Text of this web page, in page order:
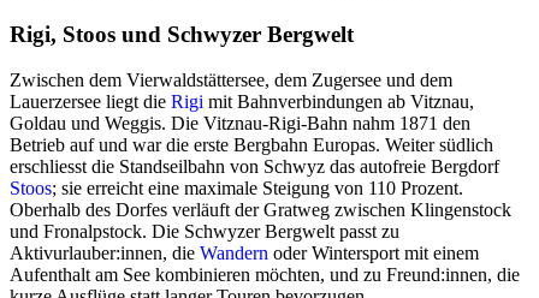
Rigi, Stoos und Schwyzer Bergwelt
Zwischen dem Vierwaldstättersee, dem Zugersee und dem
Lauerzersee liegt die Rigi mit Bahnverbindungen ab Vitznau,
Goldau und Weggis. Die Vitznau-Rigi-Bahn nahm 1871 den
Betrieb auf und war die erste Bergbahn Europas. Weiter südlich
erschliesst die Standseilbahn von Schwyz das autofreie Bergdorf
Stoos; sie erreicht eine maximale Steigung von 110 Prozent.
Oberhalb des Dorfes verläuft der Gratweg zwischen Klingenstock
und Fronalpstock. Die Schwyzer Bergwelt passt zu
Aktivurlauber:innen, die Wandern oder Wintersport mit einem
Aufenthalt am See kombinieren möchten, und zu Freund:innen, die